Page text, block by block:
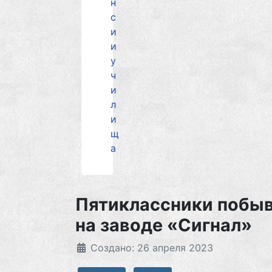
н
с
и
и
у
ч
и
л
и
щ
а
Пятиклассники
на заводе «Сигнал»
Создано: 26 апреля 2023